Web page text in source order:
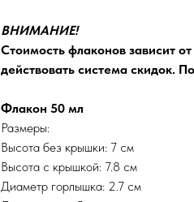
ВНИМАНИЕ!
Стоимость флаконов зависит
действовать система скидок.
Флакон 50 мл
Размеры:
Высота без крышки: 7 см
Высота с крышкой: 7.8 см
Диаметр горлышка: 2.7 см